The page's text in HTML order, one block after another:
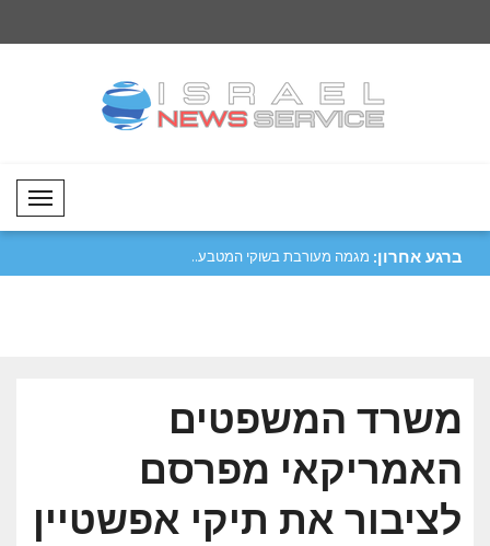
Mobil Menü
ברגע אחרון: דאר שוחח בטלפון עם מקבילו, שר החוץ הטבעי..
משרד המשפטים
האמריקאי מפרסם
לציבור את תיקי אפשטיין